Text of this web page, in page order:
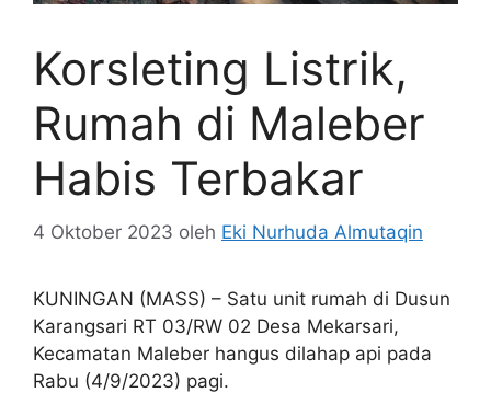
Korsleting Listrik,
Rumah di Maleber
Habis Terbakar
4 Oktober 2023 oleh Eki Nurhuda Almutaqin
KUNINGAN (MASS) – Satu unit rumah di Dusun
Karangsari RT 03/RW 02 Desa Mekarsari,
Kecamatan Maleber hangus dilahap api pada
Rabu (4/9/2023) pagi.